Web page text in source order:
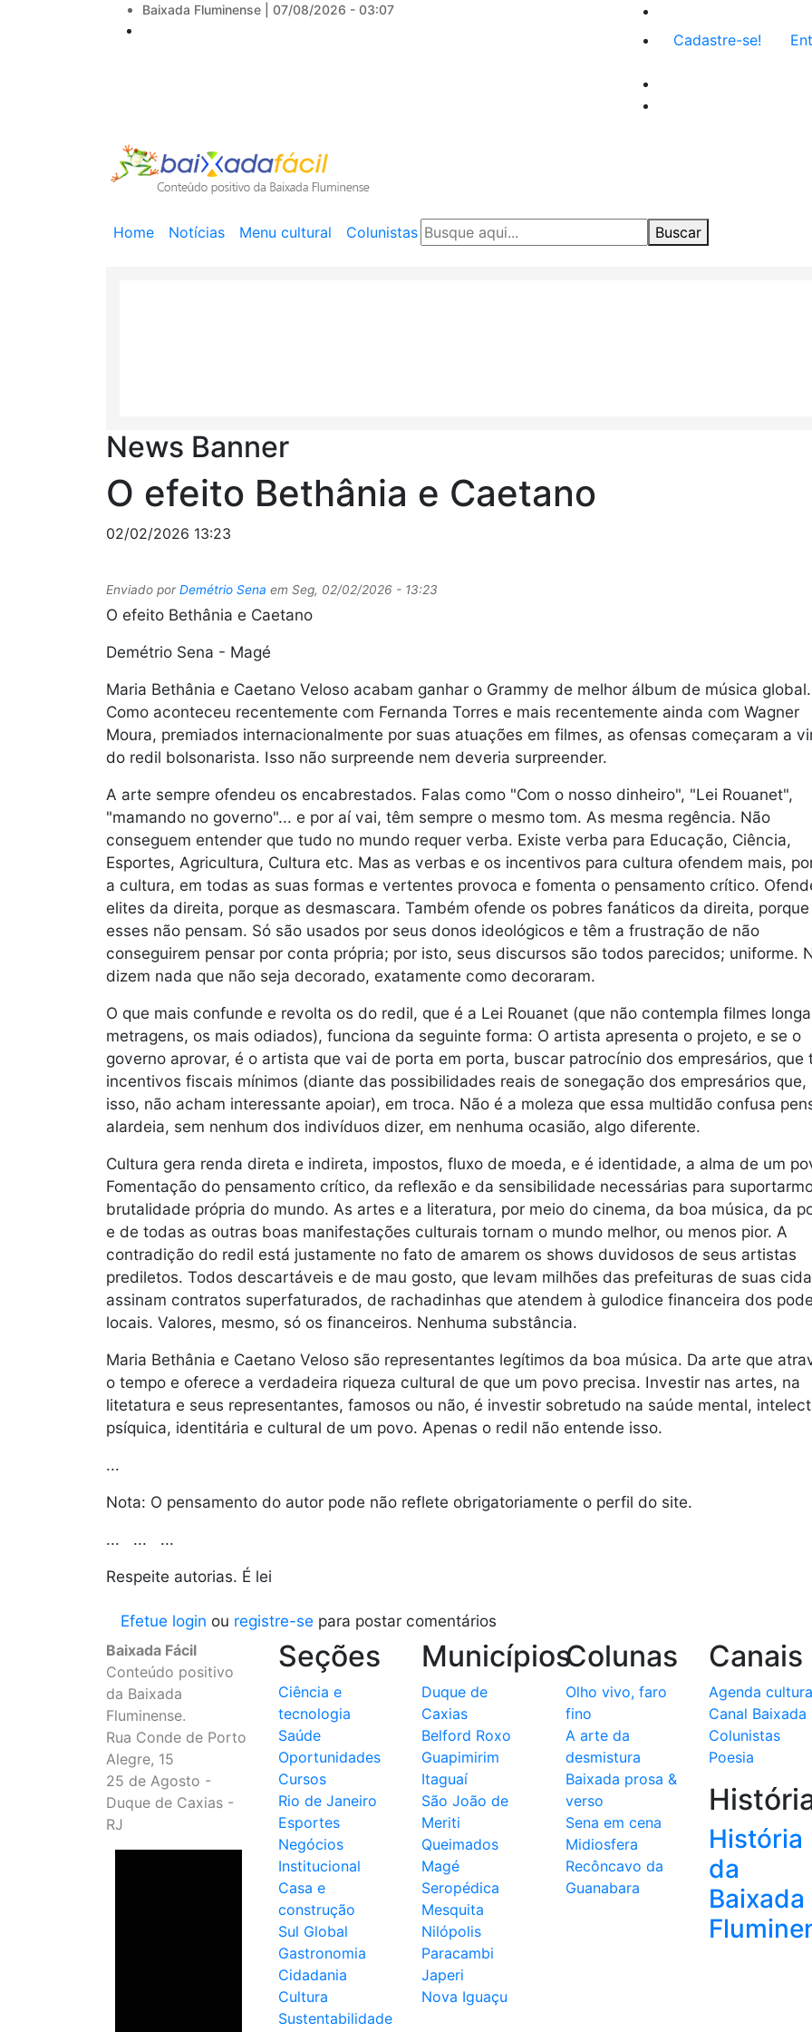
Baixada Fluminense | 07/08/2026 - 03:07
Menu
Cadastre-se!
Main
Home Notícias Menu cultural Colunistas Buscar
News Banner
O efeito Bethânia e Caetano
02/02/2026 13:23
Enviado porDemétrio Sena em Seg, 02/02/2026 - 13:23
O efeito Bethânia e Caetano
Demétrio Sena - Magé
Maria Bethânia e Caetano Veloso acabam ganhar o Grammy de melhor álbum de música global.
Como aconteceu recentemente com Fernanda Torres e mais recentemente ainda com Wagner
Moura, premiados internacionalmente por suas atuações em filmes, as ofensas começaram a
do redil bolsonarista. Isso não surpreende nem deveria surpreender.
A arte sempre ofendeu os encabrestados. Falas como "Com o nosso dinheiro", "Lei Rouanet",
"mamando no governo"... e por aí vai, têm sempre o mesmo tom. As mesma regência. Não
conseguem entender que tudo no mundo requer verba. Existe verba para Educação, Ciência,
Esportes, Agricultura, Cultura etc. Mas as verbas e os incentivos para cultura ofendem mais,
a cultura, em todas as suas formas e vertentes provoca e fomenta o pensamento crítico.
elites da direita, porque as desmascara. Também ofende os pobres fanáticos da direita, porque
esses não pensam. Só são usados por seus donos ideológicos e têm a frustração de não
conseguirem pensar por conta própria; por isto, seus discursos são todos parecidos; uniforme.
dizem nada que não seja decorado, exatamente como decoraram.
O que mais confunde e revolta os do redil, que é a Lei Rouanet (que não contempla filmes
metragens, os mais odiados), funciona da seguinte forma: O artista apresenta o projeto, e se o
governo aprovar, é o artista que vai de porta em porta, buscar patrocínio dos empresários, que
incentivos fiscais mínimos (diante das possibilidades reais de sonegação dos empresários que,
isso, não acham interessante apoiar), em troca. Não é a moleza que essa multidão confusa
alardeia, sem nenhum dos indivíduos dizer, em nenhuma ocasião, algo diferente.
Cultura gera renda direta e indireta, impostos, fluxo de moeda, e é identidade, a alma de um
Fomentação do pensamento crítico, da reflexão e da sensibilidade necessárias para
brutalidade própria do mundo. As artes e a literatura, por meio do cinema, da boa música, da
e de todas as outras boas manifestações culturais tornam o mundo melhor, ou menos pior. A
contradição do redil está justamente no fato de amarem os shows duvidosos de seus artistas
prediletos. Todos descartáveis e de mau gosto, que levam milhões das prefeituras de suas
assinam contratos superfaturados, de rachadinhas que atendem à gulodice financeira dos
locais. Valores, mesmo, só os financeiros. Nenhuma substância.
Maria Bethânia e Caetano Veloso são representantes legítimos da boa música. Da arte que
o tempo e oferece a verdadeira riqueza cultural de que um povo precisa. Investir nas artes, na
litetatura e seus representantes, famosos ou não, é investir sobretudo na saúde mental,
psíquica, identitária e cultural de um povo. Apenas o redil não entende isso.
...
Nota: O pensamento do autor pode não reflete obrigatoriamente o perfil do site.
... ... ...
Respeite autorias. É lei
Efetue login ou registre-se para postar comentários
Baixada Fácil
Conteúdo positivo
da Baixada
Fluminense.
Rua Conde de Porto
Alegre, 15
25 de Agosto -
Duque de Caxias -
RJ
Seções
Ciência e
tecnologia
Saúde
Oportunidades
Cursos
Rio de Janeiro
Esportes
Negócios
Institucional
Casa e
construção
Sul Global
Gastronomia
Cidadania
Cultura
Sustentabilidade
Municípios
Duque de
Caxias
Belford Roxo
Guapimirim
Itaguaí
São João de
Meriti
Queimados
Magé
Seropédica
Mesquita
Nilópolis
Paracambi
Japeri
Nova Iguaçu
Colunas
Olho vivo, faro
fino
A arte da
desmistura
Baixada prosa &
verso
Sena em cena
Midiosfera
Recôncavo da
Guanabara
Canais
Agenda
Canal Baixada
Colunistas
Poesia
História
da
Baixada